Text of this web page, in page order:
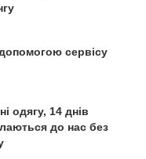
сервісу
одягу, 14 днів
до нас без